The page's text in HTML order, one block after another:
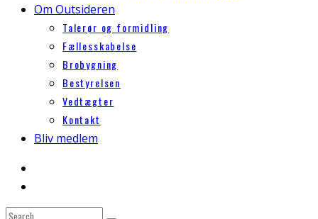
Om Outsideren
Talerør og formidling
Fællesskabelse
Brobygning
Bestyrelsen
Vedtægter
Kontakt
Bliv medlem